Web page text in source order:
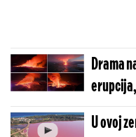
Drama
metara,
(FOTO,
U ovoj